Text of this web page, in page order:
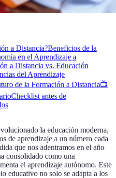
a Distancia?Beneficios de la
en el Aprendizaje a
a Distancia vs. Educación
del Aprendizaje
de la Formación a Distancia📺
Checklist antes de
la educación moderna,
de aprendizaje a un número cada
que nos adentramos en el año
consolidado como una
el aprendizaje autónomo. Este
educativo no solo se adapta a los